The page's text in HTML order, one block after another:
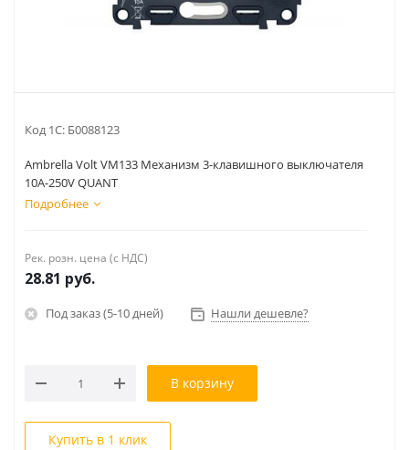
Код 1С: Б0088123
Ambrella Volt VM133 Механизм 3-клавишного выключателя
10A-250V QUANT
Подробнее
Рек. розн. цена (с НДС)
28.81 руб.
Под заказ (5-10 дней) Нашли дешевле?
В корзину
Купить в 1 клик